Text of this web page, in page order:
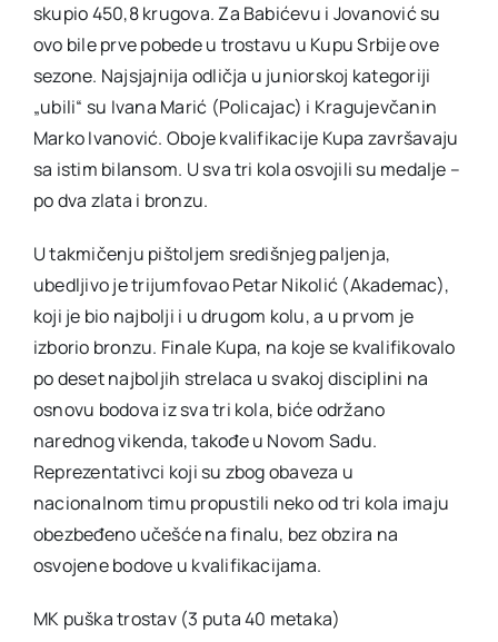
skupio 450,8 krugova. Za Babićevu i Jovanović su
ovo bile prve pobede u trostavu u Kupu Srbije ove
sezone. Najsjajnija odličja u juniorskoj kategoriji
„ubili“ su Ivana Marić (Policajac) i Kragujevčanin
Marko Ivanović. Oboje kvalifikacije Kupa završavaju
sa istim bilansom. U sva tri kola osvojili su medalje –
po dva zlata i bronzu.
U takmičenju pištoljem središnjeg paljenja,
ubedljivo je trijumfovao Petar Nikolić (Akademac),
koji je bio najbolji i u drugom kolu, a u prvom je
izborio bronzu. Finale Kupa, na koje se kvalifikovalo
po deset najboljih strelaca u svakoj disciplini na
osnovu bodova iz sva tri kola, biće održano
narednog vikenda, takođe u Novom Sadu.
Reprezentativci koji su zbog obaveza u
nacionalnom timu propustili neko od tri kola imaju
obezbeđeno učešće na finalu, bez obzira na
osvojene bodove u kvalifikacijama.
MK puška trostav (3 puta 40 metaka)